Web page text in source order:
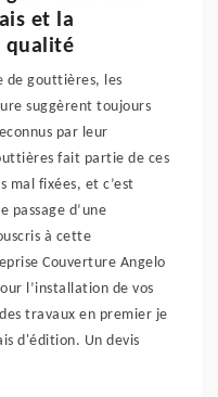
et la
qualité
de gouttières, les
suggèrent toujours
par leur
fait partie de ces
mal fixées, et c’est
passage d’une
à cette
Couverture Angelo
l’installation de vos
travaux en premier je
d'édition. Un devis